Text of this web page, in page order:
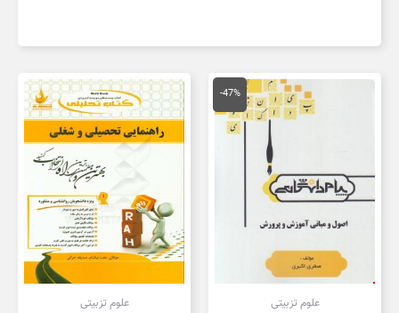
-47%
علوم تزبیتی
قیمت
اصلی
150,000 تومان
بود.
قیمت
فعلی
80,000 تومان
است.
علوم تزبیتی